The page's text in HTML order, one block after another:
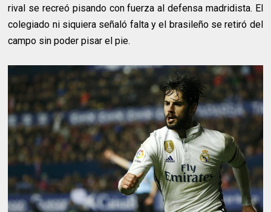
rival se recreó pisando con fuerza al defensa madridista. El
colegiado ni siquiera señaló falta y el brasileño se retiró del
campo sin poder pisar el pie.